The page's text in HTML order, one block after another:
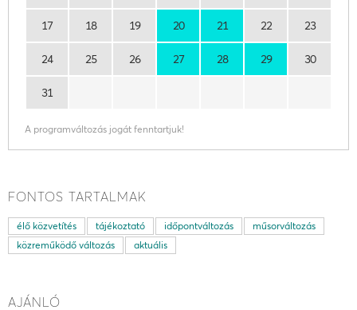
17 18 19 20 21 22 23
24 25 26 27 28 29 30
31
A programváltozás jogát fenntartjuk!
FONTOS TARTALMAK
élő közvetítés tájékoztató időpontváltozás
műsorváltozás
közreműködő változás
aktuális
AJÁNLÓ